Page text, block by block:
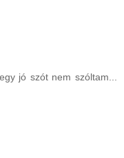
jó szót nem szóltam...